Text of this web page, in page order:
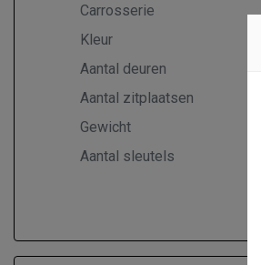
Carrosserie
Kleur
Aantal deuren
Aantal zitplaatsen
Gewicht
Aantal sleutels